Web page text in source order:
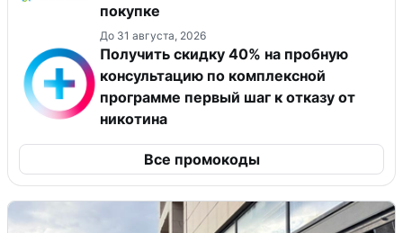
покупке
До 31 августа, 2026
Получить скидку 40% на пробную
консультацию по комплексной
программе первый шаг к отказу от
никотина
Все промокоды